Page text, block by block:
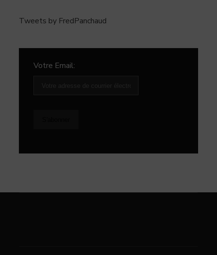
Tweets by FredPanchaud
Votre Email: